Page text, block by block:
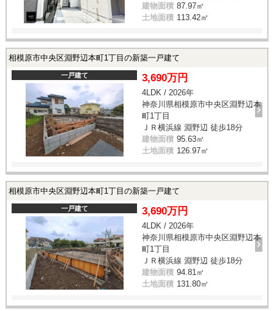
建物面積 87.97㎡
土地面積 113.42㎡
相模原市中央区淵野辺本町1丁目の新築一戸建て
一戸建て 3,690万円
4LDK / 2026年
神奈川県相模原市中央区淵野辺本
町1丁目
ＪＲ横浜線 淵野辺 徒歩18分
建物面積 95.63㎡
土地面積 126.97㎡
相模原市中央区淵野辺本町1丁目の新築一戸建て
一戸建て 3,690万円
4LDK / 2026年
神奈川県相模原市中央区淵野辺本
町1丁目
ＪＲ横浜線 淵野辺 徒歩18分
建物面積 94.81㎡
土地面積 131.80㎡